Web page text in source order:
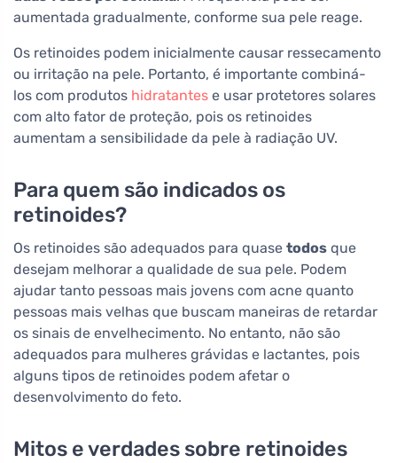
aumentada gradualmente, conforme sua pele reage.
Os retinoides podem inicialmente causar ressecamento
ou irritação na pele. Portanto, é importante combiná-
los com produtos hidratantes e usar protetores solares
com alto fator de proteção, pois os retinoides
aumentam a sensibilidade da pele à radiação UV.
Para quem são indicados os
retinoides?
Os retinoides são adequados para quase todos que
desejam melhorar a qualidade de sua pele. Podem
ajudar tanto pessoas mais jovens com acne quanto
pessoas mais velhas que buscam maneiras de retardar
os sinais de envelhecimento. No entanto, não são
adequados para mulheres grávidas e lactantes, pois
alguns tipos de retinoides podem afetar o
desenvolvimento do feto.
Mitos e verdades sobre retinoides